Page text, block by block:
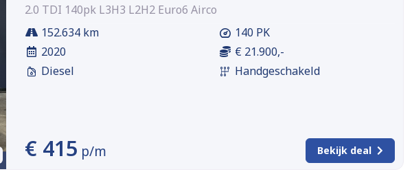
2.0 TDI 140pk L3H3 L2H2 Euro6 Airco
152.634 km
2020
Diesel
140 PK
€ 21.900,-
Handgeschakeld
€ 415 p/m Bekijk deal